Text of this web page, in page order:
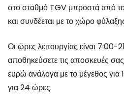
στο σταθμό TGV μπροστά από
και συνδέεται με το χώρο
Οι ώρες λειτουργίας είναι 7:00-
αποθηκεύσετε τις αποσκευές
ευρώ ανάλογα με το μέγεθος
για 24 ώρες.